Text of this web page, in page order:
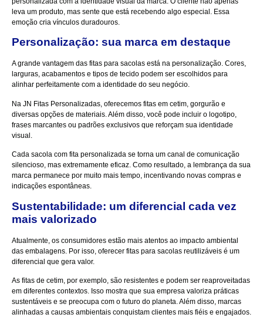
leva um produto, mas sente que está recebendo algo especial. Essa
emoção cria vínculos duradouros.
Personalização: sua marca em destaque
A grande vantagem das fitas para sacolas está na personalização. Cores,
larguras, acabamentos e tipos de tecido podem ser escolhidos para
alinhar perfeitamente com a identidade do seu negócio.
Na JN Fitas Personalizadas, oferecemos fitas em cetim, gorgurão e
diversas opções de materiais. Além disso, você pode incluir o logotipo,
frases marcantes ou padrões exclusivos que reforçam sua identidade
visual.
Cada sacola com fita personalizada se torna um canal de comunicação
silencioso, mas extremamente eficaz. Como resultado, a lembrança da sua
marca permanece por muito mais tempo, incentivando novas compras e
indicações espontâneas.
Sustentabilidade: um diferencial cada vez
mais valorizado
Atualmente, os consumidores estão mais atentos ao impacto ambiental
das embalagens. Por isso, oferecer fitas para sacolas reutilizáveis é um
diferencial que gera valor.
As fitas de cetim, por exemplo, são resistentes e podem ser reaproveitadas
em diferentes contextos. Isso mostra que sua empresa valoriza práticas
sustentáveis e se preocupa com o futuro do planeta. Além disso, marcas
alinhadas a causas ambientais conquistam clientes mais fiéis e engajados.